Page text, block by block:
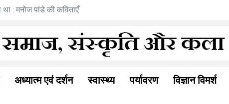
सावन का स्वागत - सुभाष सेतिया की कविता
अध्यात्म एवं दर्शन स्वास्थ्य पर्यावरण विज्ञान विमर्श